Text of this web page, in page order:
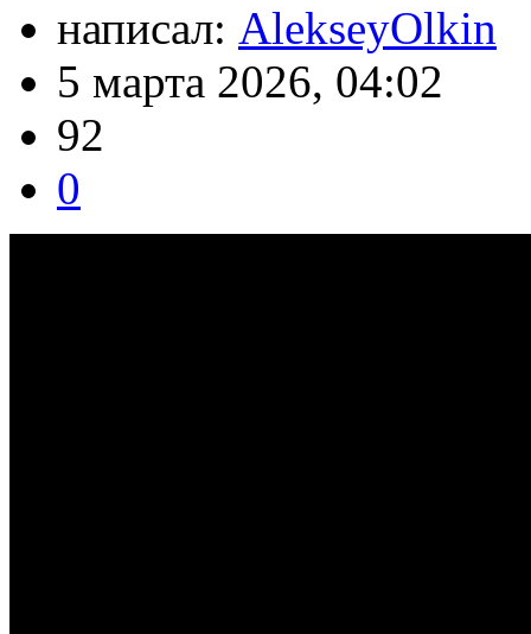
написал: AlekseyOlkin
5 марта 2026, 04:02
92
0